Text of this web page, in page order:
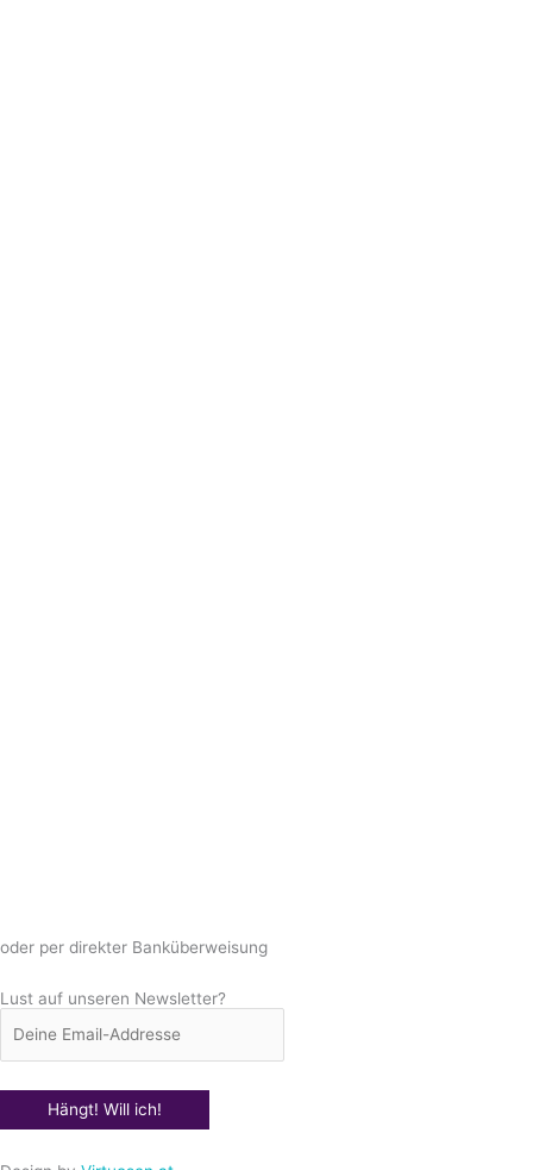
oder per direkter Banküberweisung
Lust auf unseren Newsletter?